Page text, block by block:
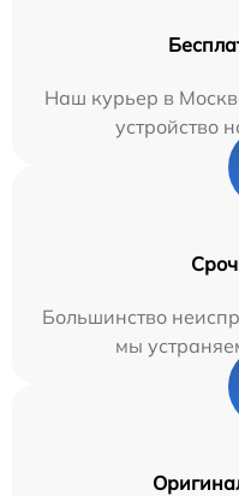
Наш курьер в
устройство
Большинство
мы